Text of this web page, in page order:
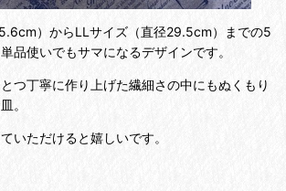
）からLLサイズ（直径29.5cm）までの5
品使いでもサマになるデザインです。
つ丁寧に作り上げた繊細さの中にもぬくもり
。
いただけると嬉しいです。